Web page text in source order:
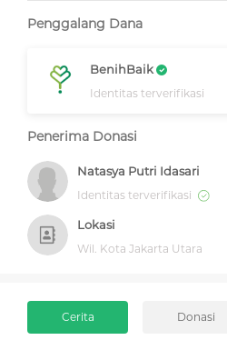
Penggalang Dana
BenihBaik
Identitas terverifikasi
Penerima Donasi
Natasya Putri Idasari
Identitas terverifikasi
Lokasi
Wil. Kota Jakarta Utara
Cerita Donasi